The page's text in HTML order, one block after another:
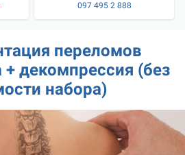
097 495 2 888
переломов
+ декомпрессия (без
набора)